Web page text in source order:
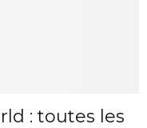
: toutes les